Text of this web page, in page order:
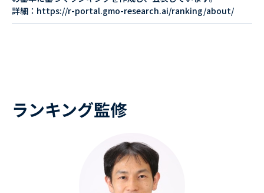
詳細：https://r-portal.gmo-research.ai/ranking/about/
ランキング監修